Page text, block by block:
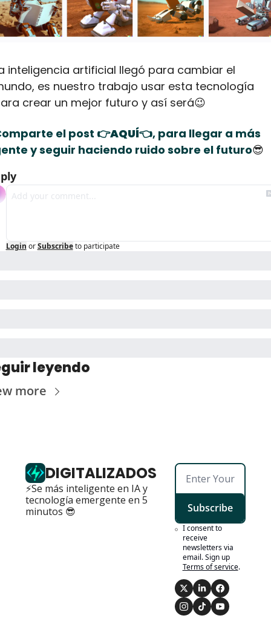
inteligencia artificial llegó para cambiar el
es nuestro trabajo usar esta tecnología
crear un mejor futuro y así será😉
el post 👉AQUÍ👈, para llegar a más
y seguir haciendo ruido sobre el futuro😎
Login or Subscribe to participate
leyendo
more
DIGITALIZADOS
⚡Se más inteligente en IA y
tecnología emergente en 5
minutos 😎
Subscribe
I consent to
receive
newsletters via
email. Sign up
Terms of service.